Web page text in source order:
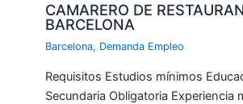
CAMARERO DE
BARCELONA
Barcelona, Demanda Empleo
Requisitos Estudios mínimos
Secundaria Obligatoria Experiencia